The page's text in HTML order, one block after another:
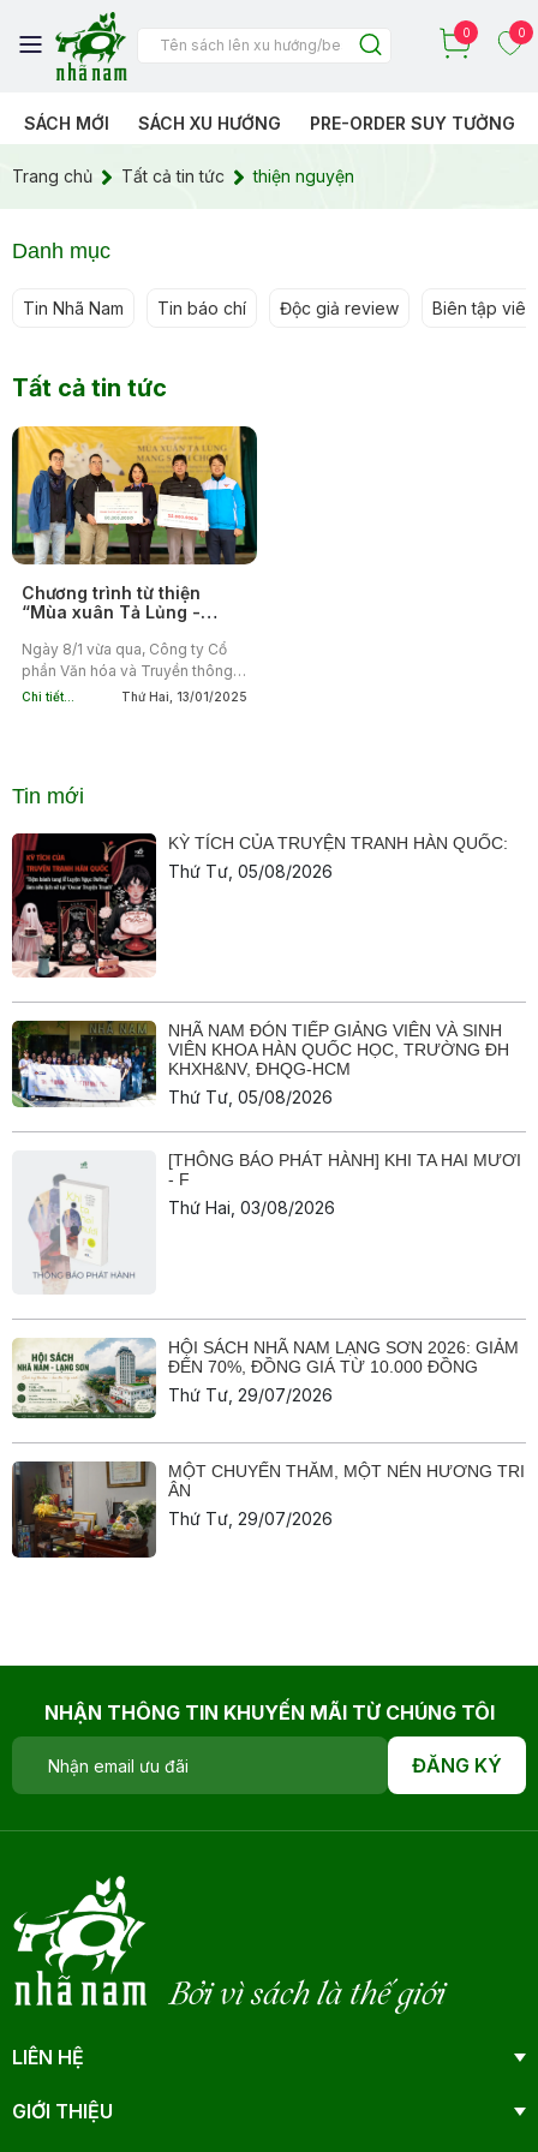
0 0
SÁCH MỚI SÁCH XU HƯỚNG PRE-ORDER SUY TƯỞNG
Trang chủ Tất cả tin tức thiện nguyện
Danh mục
Tin Nhã Nam Tin báo chí Độc giả review Biên tập
Tất cả tin tức
Chương trình từ thiện
“Mùa xuân Tả Lủng -
Nhã Nam xây dựng tủ
sách và lan tỏa văn hóa
đọc tới học sinh vùng cao
Ngày 8/1 vừa qua, Công ty Cổ
phần Văn hóa và Truyền thông
Nhã Nam phối hợp cùng Chi
Chi tiết... Thứ Hai, 13/01/2025
Tin mới
KỲ TÍCH CỦA TRUYỆN TRANH HÀN QUỐC:
Thứ Tư, 05/08/2026
NHÃ NAM ĐÓN TIẾP GIẢNG VIÊN VÀ SINH
VIÊN KHOA HÀN QUỐC HỌC, TRƯỜNG ĐH
KHXH&NV, ĐHQG-HCM
Thứ Tư, 05/08/2026
[THÔNG BÁO PHÁT HÀNH] KHI TA HAI MƯƠI
- F
Thứ Hai, 03/08/2026
HỘI SÁCH NHÃ NAM LẠNG SƠN 2026: GIẢM
ĐẾN 70%, ĐỒNG GIÁ TỪ 10.000 ĐỒNG
Thứ Tư, 29/07/2026
MỘT CHUYẾN THĂM, MỘT NÉN HƯƠNG TRI
ÂN
Thứ Tư, 29/07/2026
NHẬN THÔNG TIN KHUYẾN MÃI TỪ CHÚNG TÔI
ĐĂNG KÝ
Bởi vì sách là thế giới
LIÊN HỆ
GIỚI THIỆU